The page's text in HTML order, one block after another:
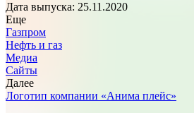
Дата выпуска: 25.11.2020
Еще
Газпром
Нефть и газ
Медиа
Сайты
Далее
Логотип компании «Анима плейс»